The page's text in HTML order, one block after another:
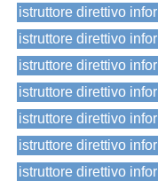
istruttore direttivo
istruttore direttivo
istruttore direttivo
istruttore direttivo
istruttore direttivo
istruttore direttivo
istruttore direttivo